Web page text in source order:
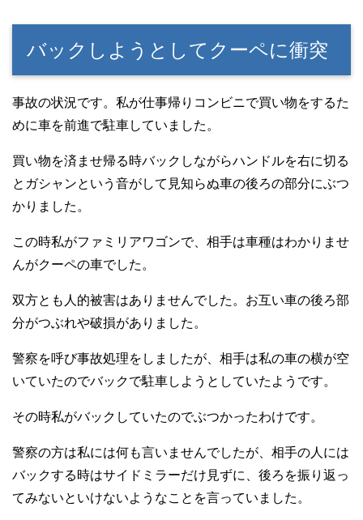
バックしようとしてクーペに衝突
事故の状況です。私が仕事帰りコンビニで買い物をするた
めに車を前進で駐車していました。
買い物を済ませ帰る時バックしながらハンドルを右に切る
とガシャンという音がして見知らぬ車の後ろの部分にぶつ
かりました。
この時私がファミリアワゴンで、相手は車種はわかりませ
んがクーペの車でした。
双方とも人的被害はありませんでした。お互い車の後ろ部
分がつぶれや破損がありました。
警察を呼び事故処理をしましたが、相手は私の車の横が空
いていたのでバックで駐車しようとしていたようです。
その時私がバックしていたのでぶつかったわけです。
警察の方は私には何も言いませんでしたが、相手の人には
バックする時はサイドミラーだけ見ずに、後ろを振り返っ
てみないといけないようなことを言っていました。